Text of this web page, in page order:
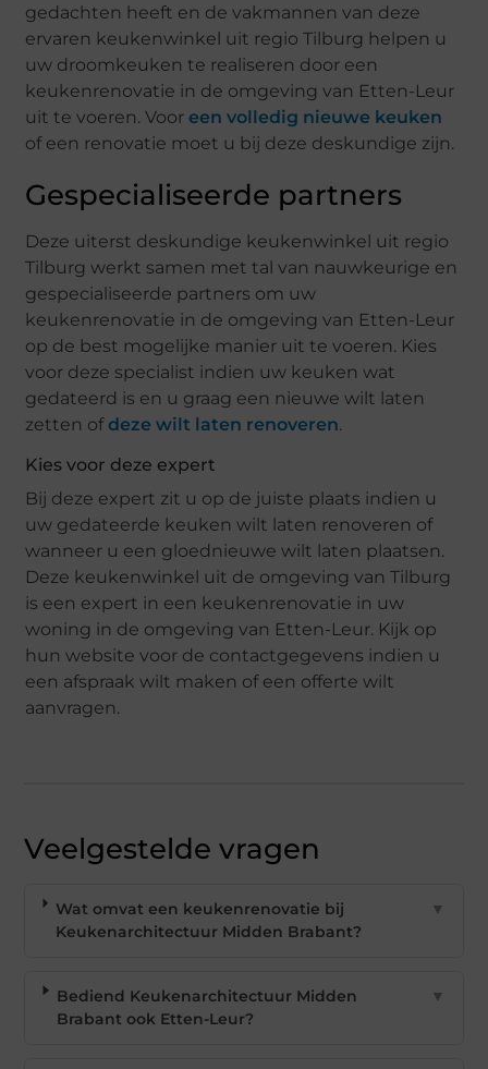
gedachten heeft en de vakmannen van deze
ervaren keukenwinkel uit regio Tilburg helpen u
uw droomkeuken te realiseren door een
keukenrenovatie in de omgeving van Etten-Leur
uit te voeren. Vooreen volledig nieuwe keuken
of een renovatie moet u bij deze deskundige zijn.
Gespecialiseerde partners
Deze uiterst deskundige keukenwinkel uit regio
Tilburg werkt samen met tal van nauwkeurige en
gespecialiseerde partners om uw
keukenrenovatie in de omgeving van Etten-Leur
op de best mogelijke manier uit te voeren. Kies
voor deze specialist indien uw keuken wat
gedateerd is en u graag een nieuwe wilt laten
zetten ofdeze wilt laten renoveren.
Kies voor deze expert
Bij deze expert zit u op de juiste plaats indien u
uw gedateerde keuken wilt laten renoveren of
wanneer u een gloednieuwe wilt laten plaatsen.
Deze keukenwinkel uit de omgeving van Tilburg
is een expert in een keukenrenovatie in uw
woning in de omgeving van Etten-Leur. Kijk op
hun website voor de contactgegevens indien u
een afspraak wilt maken of een offerte wilt
aanvragen.
Veelgestelde vragen
Wat omvat een keukenrenovatie bij
Keukenarchitectuur Midden Brabant?
▼
Bediend Keukenarchitectuur Midden
Brabant ook Etten-Leur?
▼